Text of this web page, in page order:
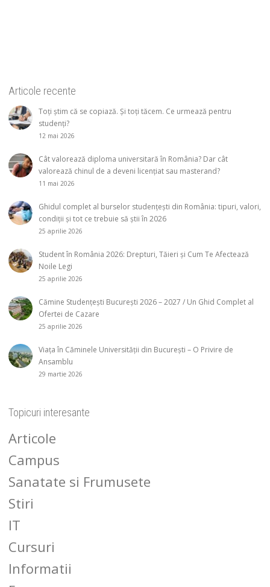
Articole recente
Toți știm că se copiază. Și toți tăcem. Ce urmează pentru
studenți?
12 mai 2026
Cât valorează diploma universitară în România? Dar cât
valorează chinul de a deveni licențiat sau masterand?
11 mai 2026
Ghidul complet al burselor studențești din România: tipuri, valori,
condiții și tot ce trebuie să știi în 2026
25 aprilie 2026
Student în România 2026: Drepturi, Tăieri și Cum Te Afectează
Noile Legi
25 aprilie 2026
Cămine Studențești București 2026 – 2027 / Un Ghid Complet al
Ofertei de Cazare
25 aprilie 2026
Viața în Căminele Universității din București – O Privire de
Ansamblu
29 martie 2026
Topicuri interesante
Articole
Campus
Sanatate si Frumusete
Stiri
IT
Cursuri
Informatii